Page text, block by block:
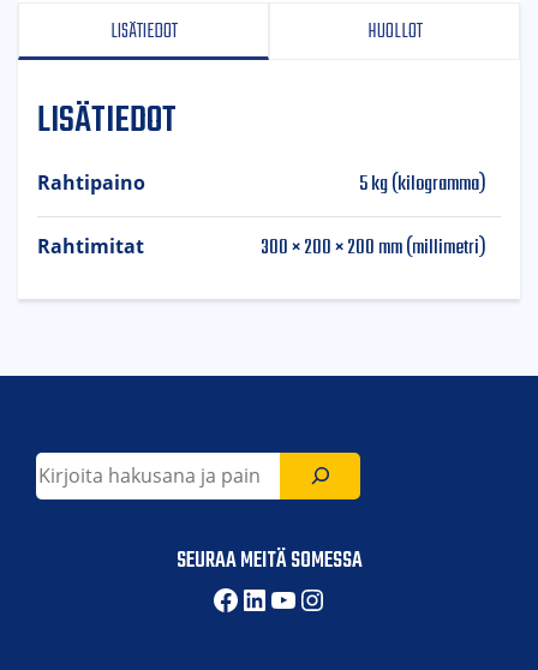
LISÄTIEDOT HUOLLOT
LISÄTIEDOT
Rahtipaino 5 kg (kilogramma)
Rahtimitat 300 × 200 × 200 mm (millimetri)
Etsi
SEURAA MEITÄ SOMESSA
Facebook
LinkedIn
YouTube
Instagram